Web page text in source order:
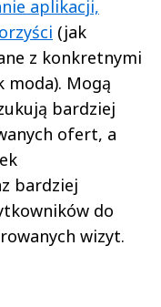
aplikacji,
(jak
z konkretnymi
moda). Mogą
bardziej
ofert, a
bardziej
do
wizyt.